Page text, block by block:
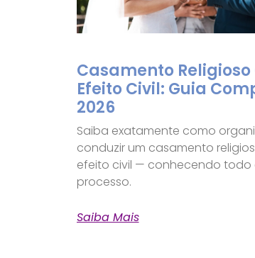
Casamento Religioso
Efeito Civil: Guia
2026
Saiba exatamente como
conduzir um casamento
efeito civil — conhecendo todo
processo.
Saiba Mais